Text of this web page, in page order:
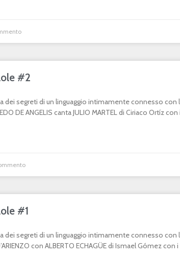
#2
dei segreti di un linguaggio intimamente connesso con
DE ANGELIS canta JULIO MARTEL di Ciriaco Ortíz
#1
dei segreti di un linguaggio intimamente connesso con
con ALBERTO ECHAGÜE di Ismael Gómez